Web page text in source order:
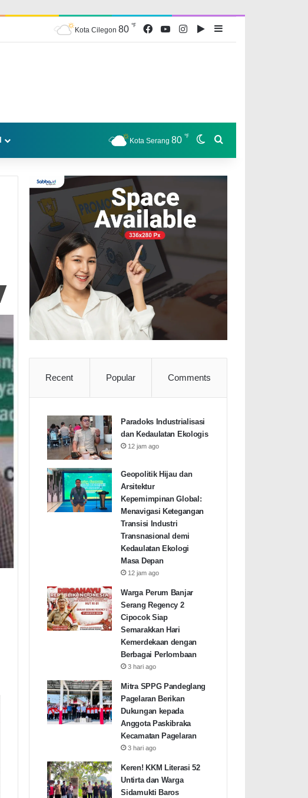
Kota Cilegon 80 ℉ Facebook
YouTubeInstagramGoogle Play
Sidebar
Kota Serang 80 ℉ Switch skin
Recent Popular Comments
Paradoks Industrialisasi
dan Kedaulatan Ekologis
12 jam ago
Geopolitik Hijau dan
Arsitektur
Kepemimpinan Global:
Menavigasi Ketegangan
Transisi Industri
Transnasional demi
Kedaulatan Ekologi
Masa Depan
12 jam ago
Warga Perum Banjar
Serang Regency 2
Cipocok Siap
Semarakkan Hari
Kemerdekaan dengan
Berbagai Perlombaan
3 hari ago
Mitra SPPG Pandeglang
Pagelaran Berikan
Dukungan kepada
Anggota Paskibraka
Kecamatan Pagelaran
3 hari ago
Keren! KKM Literasi 52
Untirta dan Warga
Sidamukti Baros